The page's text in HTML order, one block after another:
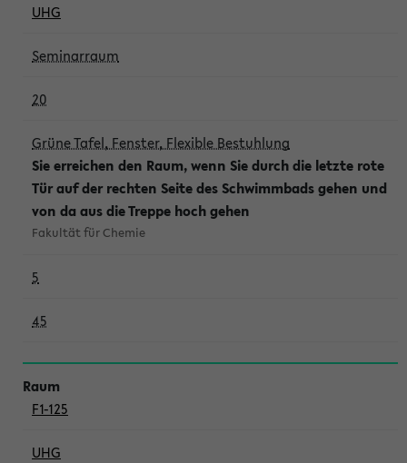
UHG
Seminarraum
20
Grüne Tafel, Fenster, Flexible Bestuhlung
Sie erreichen den Raum, wenn Sie durch die letzte rote
Tür auf der rechten Seite des Schwimmbads gehen und
von da aus die Treppe hoch gehen
Fakultät für Chemie
5
45
F1-125
UHG